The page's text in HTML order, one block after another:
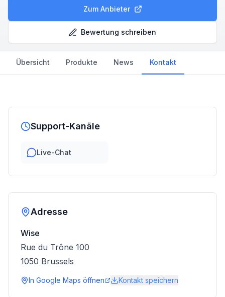
Zum Anbieter
Bewertung schreiben
Übersicht Produkte News Kontakt
Support-Kanäle
Live-Chat
Adresse
Wise
Rue du Trône 100
1050 Brussels
In Google Maps öffnen Kontakt speichern